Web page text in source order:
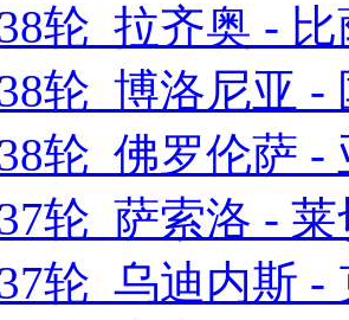
轮 拉齐奥 -
轮 博洛尼亚 -
轮 佛罗伦萨 -
轮 萨索洛 -
轮 乌迪内斯 -